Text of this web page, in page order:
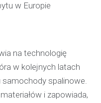
w Europie
na technologię
w kolejnych latach
spalinowe.
i zapowiada,